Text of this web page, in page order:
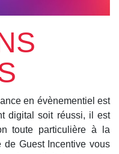
en évènementiel est
digital soit réussi, il est
toute particulière à la
de Guest Incentive vous